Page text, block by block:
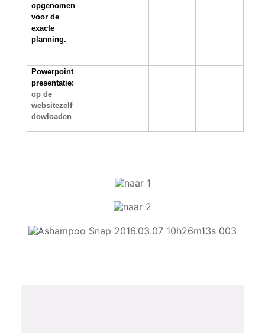
r
G
opgenomen
voor de
exacte
planning.
Powerpoint
presentatie:
op de
websitezelf
dowloaden